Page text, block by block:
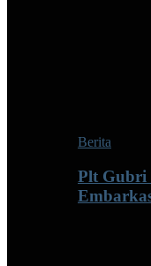
Berita
Plt Gubri